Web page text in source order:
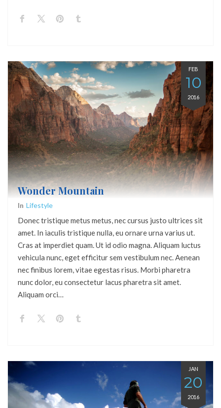
FEB
10
2016
Wonder Mountain
In Lifestyle
Donec tristique metus metus, nec cursus justo ultrices sit
amet. In iaculis tristique nulla, eu ornare urna varius ut.
Cras at imperdiet quam. Ut id odio magna. Aliquam luctus
vehicula nunc, eget efficitur sem vestibulum nec. Aenean
nec finibus lorem, vitae egestas risus. Morbi pharetra
nunc dolor, eu consectetur lacus pharetra sit amet.
Aliquam orci…
JAN
20
2016